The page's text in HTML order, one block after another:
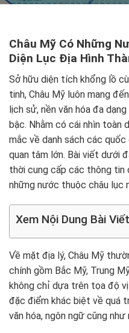
Châu Mỹ Có Những
Diện Lục Địa Hình
Sở hữu diện tích khổng lồ
tinh, Châu Mỹ luôn mang
lịch sử, nền văn hóa đa
bậc. Nhằm có cái nhìn toàn
mắc về danh sách các
quan tâm lớn. Bài viết dưới
thời cung cấp các thông tin
những nước thuộc châu lục
Xem Nội Dung Bài Viết
Về mặt địa lý, Châu Mỹ
chính gồm Bắc Mỹ, Trung
không chỉ dựa trên tọa độ
đặc điểm khác biệt về quá
văn hóa, ngôn ngữ cũng như